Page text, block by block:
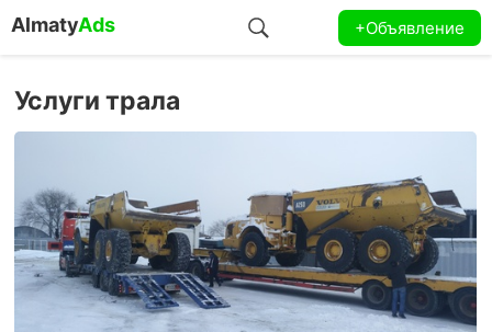
AlmatyAds +Объявление
Услуги трала